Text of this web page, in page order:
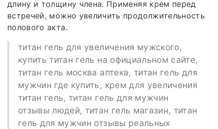
длину и толщину члена. Применяя крем перед
встречей, можно увеличить продолжительность
полового акта.
титан гель для увеличения мужского,
купить титан гель на официальном сайте,
титан гель москва аптека, титан гель для
мужчин где купить, крем для увеличения
титан гель, титан гель для мужчин
отзывы людей, титан гель магазин, титан
гель для мужчин отзывы реальных